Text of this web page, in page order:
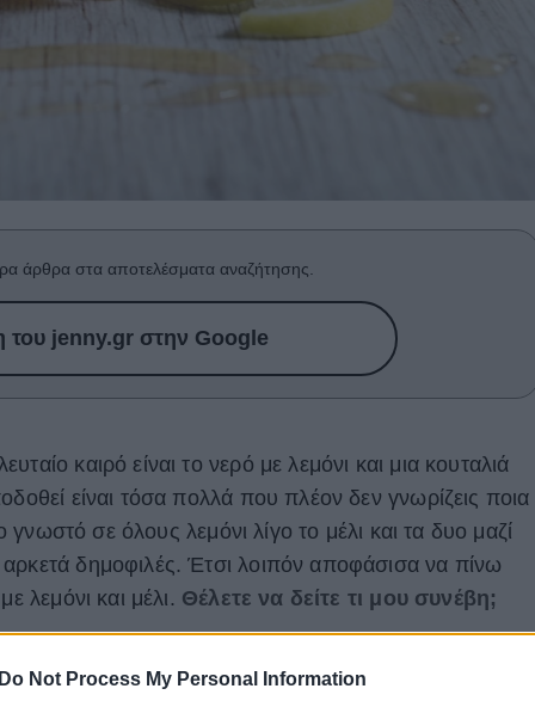
Do Not Process My Personal Information
άρθρα στα αποτελέσματα αναζήτησης.
του jenny.gr στην Google
καιρό είναι το νερό με λεμόνι και μια κουταλιά
είναι τόσα πολλά που πλέον δεν γνωρίζεις ποια
γνωστό σε όλους λεμόνι λίγο το μέλι και τα δυο μαζί
δημοφιλές. Έτσι λοιπόν αποφάσισα να πίνω
λεμόνι και μέλι. Θέλετε να δείτε τι μου συνέβη;
ότι το συγκεκριμένο πείραμα δεν με δυσκόλεψε,
Το θετικό αυτή τη φορά ήταν το μέλι το οποίο έδινε